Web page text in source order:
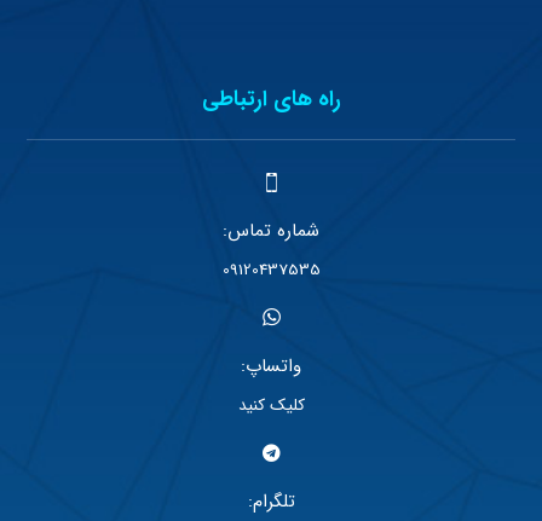
راه های ارتباطی
شماره تماس:
09120437535
واتساپ:
کلیک کنید
تلگرام: